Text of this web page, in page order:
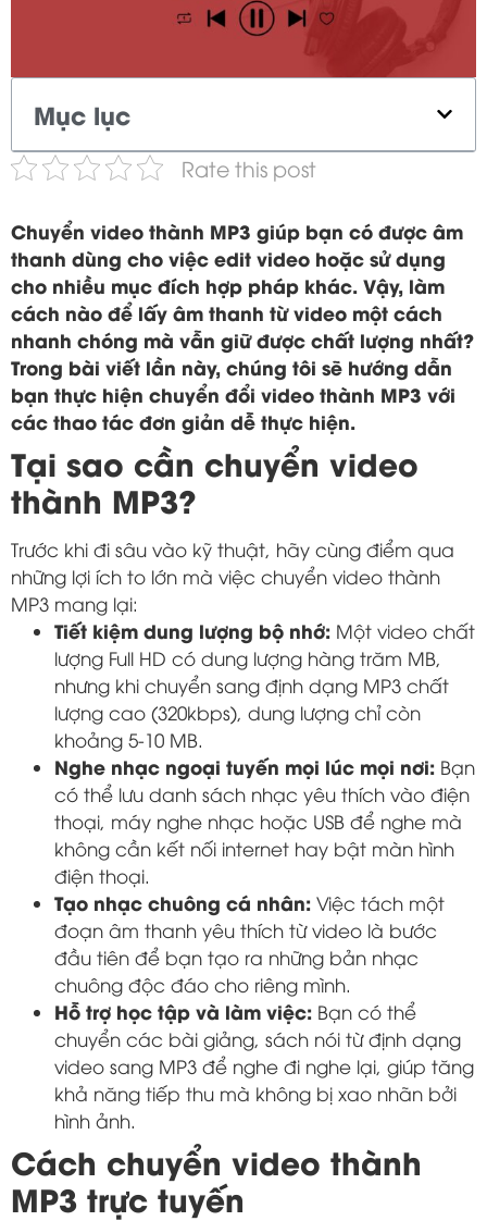
Mục lục
Rate this post
Chuyển video thành MP3 giúp bạn có được âm
thanh dùng cho việc edit video hoặc sử dụng
cho nhiều mục đích hợp pháp khác. Vậy, làm
cách nào để lấy âm thanh từ video một cách
nhanh chóng mà vẫn giữ được chất lượng nhất?
Trong bài viết lần này, chúng tôi sẽ hướng dẫn
bạn thực hiện chuyển đổi video thành MP3 với
các thao tác đơn giản dễ thực hiện.
Tại sao cần chuyển video
thành MP3?
Trước khi đi sâu vào kỹ thuật, hãy cùng điểm qua
những lợi ích to lớn mà việc chuyển video thành
MP3 mang lại:
Tiết kiệm dung lượng bộ nhớ: Một video chất
lượng Full HD có dung lượng hàng trăm MB,
nhưng khi chuyển sang định dạng MP3 chất
lượng cao (320kbps), dung lượng chỉ còn
khoảng 5-10 MB.
Nghe nhạc ngoại tuyến mọi lúc mọi nơi: Bạn
có thể lưu danh sách nhạc yêu thích vào điện
thoại, máy nghe nhạc hoặc USB để nghe mà
không cần kết nối internet hay bật màn hình
điện thoại.
Tạo nhạc chuông cá nhân: Việc tách một
đoạn âm thanh yêu thích từ video là bước
đầu tiên để bạn tạo ra những bản nhạc
chuông độc đáo cho riêng mình.
Hỗ trợ học tập và làm việc: Bạn có thể
chuyển các bài giảng, sách nói từ định dạng
video sang MP3 để nghe đi nghe lại, giúp tăng
khả năng tiếp thu mà không bị xao nhãn bởi
hình ảnh.
Cách chuyển video thành
MP3 trực tuyến